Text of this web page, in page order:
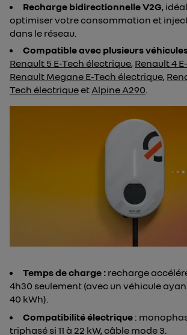
Recharge bidirectionnelle V2G,
optimiser votre consommation et
dans le réseau.
Compatible avec plusieurs
Renault 5 E-Tech électrique, Renault 4
Renault Megane E-Tech électrique,
Tech électriqueetAlpine A290.
Temps de charge : recharge
4h30 seulement (avec un véhicule
40 kWh).
Compatibilité électrique :
triphasé si 11 à 22 kW, câble mode 3.